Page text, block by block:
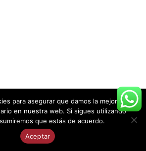
para asegurar que damos la mejor
en nuestra web. Si sigues utilizando
que estás de acuerdo.
Aceptar